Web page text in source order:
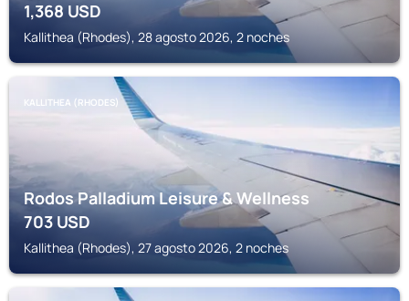
1,368 USD
Kallithea (Rhodes), 28 agosto 2026, 2 noches
KALLITHEA (RHODES)
Rodos Palladium Leisure & Wellness
703USD
Kallithea (Rhodes), 27 agosto 2026, 2 noches